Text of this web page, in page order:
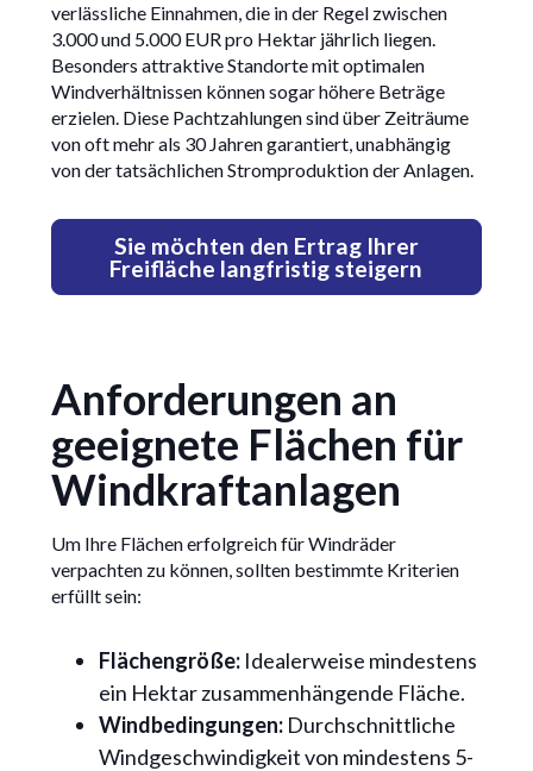
verlässliche Einnahmen, die in der Regel zwischen
3.000 und 5.000 EUR pro Hektar jährlich liegen.
Besonders attraktive Standorte mit optimalen
Windverhältnissen können sogar höhere Beträge
erzielen. Diese Pachtzahlungen sind über Zeiträume
von oft mehr als 30 Jahren garantiert, unabhängig
von der tatsächlichen Stromproduktion der Anlagen.
Sie möchten den Ertrag Ihrer
Freifläche langfristig steigern
Anforderungen an
geeignete Flächen für
Windkraftanlagen
Um Ihre Flächen erfolgreich für Windräder
verpachten zu können, sollten bestimmte Kriterien
erfüllt sein:
Flächengröße:Idealerweise mindestens
ein Hektar zusammenhängende Fläche.
Windbedingungen:Durchschnittliche
Windgeschwindigkeit von mindestens 5-